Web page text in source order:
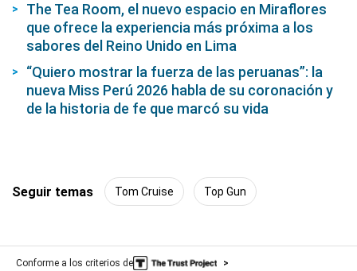
The Tea Room, el nuevo espacio en Miraflores
que ofrece la experiencia más próxima a los
sabores del Reino Unido en Lima
“Quiero mostrar la fuerza de las peruanas”: la
nueva Miss Perú 2026 habla de su coronación y
de la historia de fe que marcó su vida
Seguir temas Tom Cruise Top Gun
Conforme a los criterios de